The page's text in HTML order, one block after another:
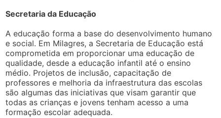
Secretaria da Educação
A educação forma a base do desenvolvimento humano
e social. Em Milagres, a Secretaria de Educação está
comprometida em proporcionar uma educação de
qualidade, desde a educação infantil até o ensino
médio. Projetos de inclusão, capacitação de
professores e melhoria da infraestrutura das escolas
são algumas das iniciativas que visam garantir que
todas as crianças e jovens tenham acesso a uma
formação escolar adequada.